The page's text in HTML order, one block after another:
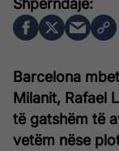
Barcelona
Milanit, Rafael
të gatshëm të
vetëm nëse